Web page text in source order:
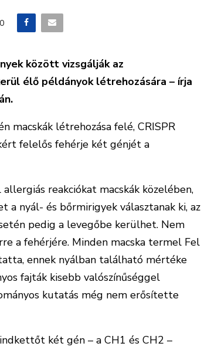
0
között vizsgálják az
élő példányok létrehozására – írja
macskák létrehozása felé, CRISPR
felelős fehérje két génjét a
reakciókat macskák közelében,
a nyál- és bőrmirigyek választanak ki, az
pedig a levegőbe kerülhet. Nem
a fehérjére. Minden macska termel Fel
ennek nyálban található mértéke
fajták kisebb valószínűséggel
kutatás még nem erősítette
két gén – a CH1 és CH2 –